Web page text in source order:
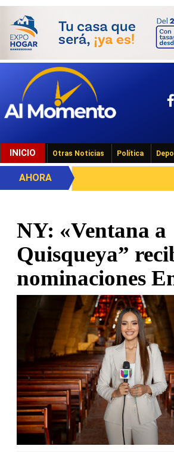
INICIO Otras Noticias Política
AHORA
NY: «Ventana a
Quisqueya”
nominaciones